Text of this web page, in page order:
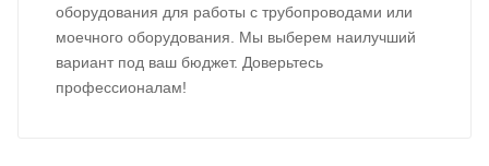
оборудования для работы с трубопроводами или
моечного оборудования. Мы выберем наилучший
вариант под ваш бюджет. Доверьтесь
профессионалам!